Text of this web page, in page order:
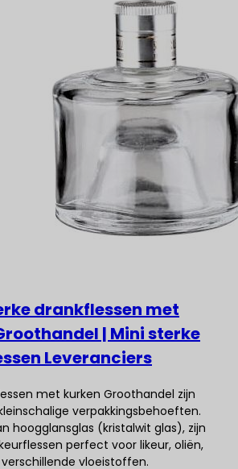
drankflessen met
| Mini sterke
Leveranciers
met kurken Groothandel zijn
verpakkingsbehoeften.
hoogglansglas (kristalwit glas), zijn
perfect voor likeur, oliën,
vloeistoffen.